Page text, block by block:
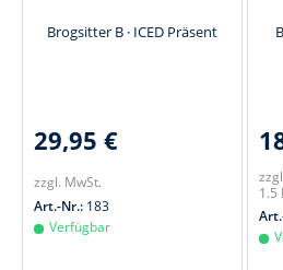
Brogsitter B · ICED Präsent
29,95 €
zzgl. MwSt.
Art.-Nr.: 183
Verfügbar
1.5